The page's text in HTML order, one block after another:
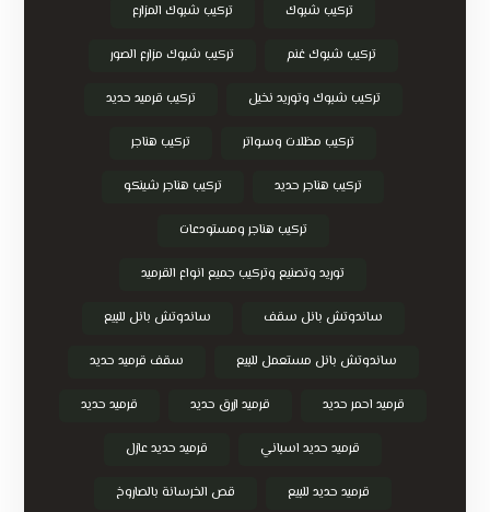
تركيب شبوك تركيب شبوك المزارع
تركيب شبوك غنم تركيب شبوك مزارع الصور
تركيب شبوك وتوريد نخيل تركيب قرميد حديد
تركيب مظلات وسواتر تركيب هناجر
تركيب هناجر حديد تركيب هناجر شينكو
تركيب هناجر ومستودعات
توريد وتصنيع وتركيب جميع انواع القرميد
ساندوتش بانل سقف ساندوتش بانل للبيع
ساندوتش بانل مستعمل للبيع سقف قرميد حديد
قرميد احمر حديد قرميد ازرق حديد قرميد حديد
قرميد حديد اسباني قرميد حديد عازل
قرميد حديد للبيع قص الخرسانة بالصاروخ